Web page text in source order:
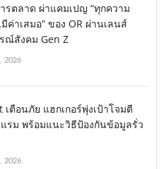
รตลาด ผ่าแคมเปญ “ทุกความ
ค่าเสมอ” ของ OR ผ่านเลนส์
ณ์สังคม Gen Z
2026
เตือนภัย แฮกเกอร์พุ่งเป้าโจมตี
แรม พร้อมแนะวิธีป้องกันข้อมูลรั่ว
2026